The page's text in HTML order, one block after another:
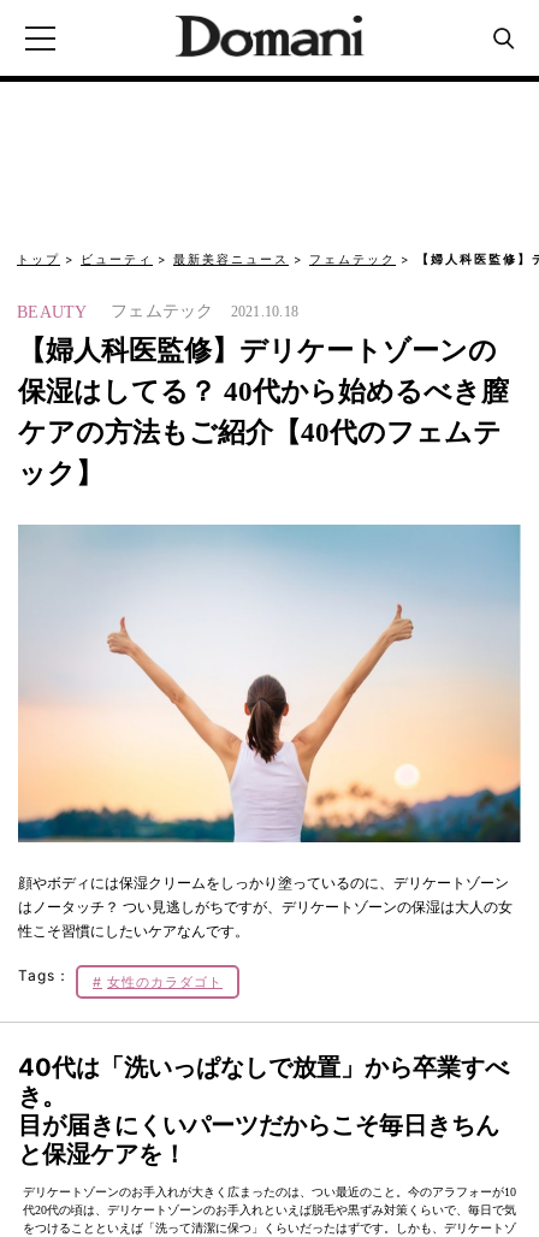
トップ ビューティ 最新美容ニュース フェムテック 【婦人科医監修
BEAUTY フェムテック 2021.10.18
【婦人科医監修】デリケートゾーンの
保湿はしてる？ 40代から始めるべき膣
ケアの方法もご紹介【40代のフェムテ
ック】
顔やボディには保湿クリームをしっかり塗っているのに、デリケートゾーン
はノータッチ？ つい見逃しがちですが、デリケートゾーンの保湿は大人の女
性こそ習慣にしたいケアなんです。
Tags： 女性のカラダゴト
40代は「洗いっぱなしで放置」から卒業すべ
き。
目が届きにくいパーツだからこそ毎日きちん
と保湿ケアを！
デリケートゾーンのお手入れが大きく広まったのは、つい最近のこと。今のアラフォーが10
代20代の頃は、デリケートゾーンのお手入れといえば脱毛や黒ずみ対策くらいで、毎日で気
をつけることといえば「洗って清潔に保つ」くらいだったはずです。しかも、デリケートゾ